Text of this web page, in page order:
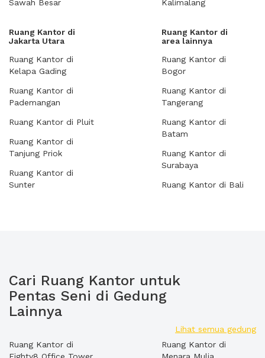
Sawah Besar
Kalimalang
Ruang Kantor di
Jakarta Utara
Ruang Kantor di
Kelapa Gading
Ruang Kantor di
Pademangan
Ruang Kantor di Pluit
Ruang Kantor di
Tanjung Priok
Ruang Kantor di
Sunter
Ruang Kantor di
area lainnya
Ruang Kantor di
Bogor
Ruang Kantor di
Tangerang
Ruang Kantor di
Batam
Ruang Kantor di
Surabaya
Ruang Kantor di Bali
Cari Ruang Kantor untuk
Pentas Seni di Gedung
Lainnya
Lihat semua gedung
Ruang Kantor di
Ruang Kantor di